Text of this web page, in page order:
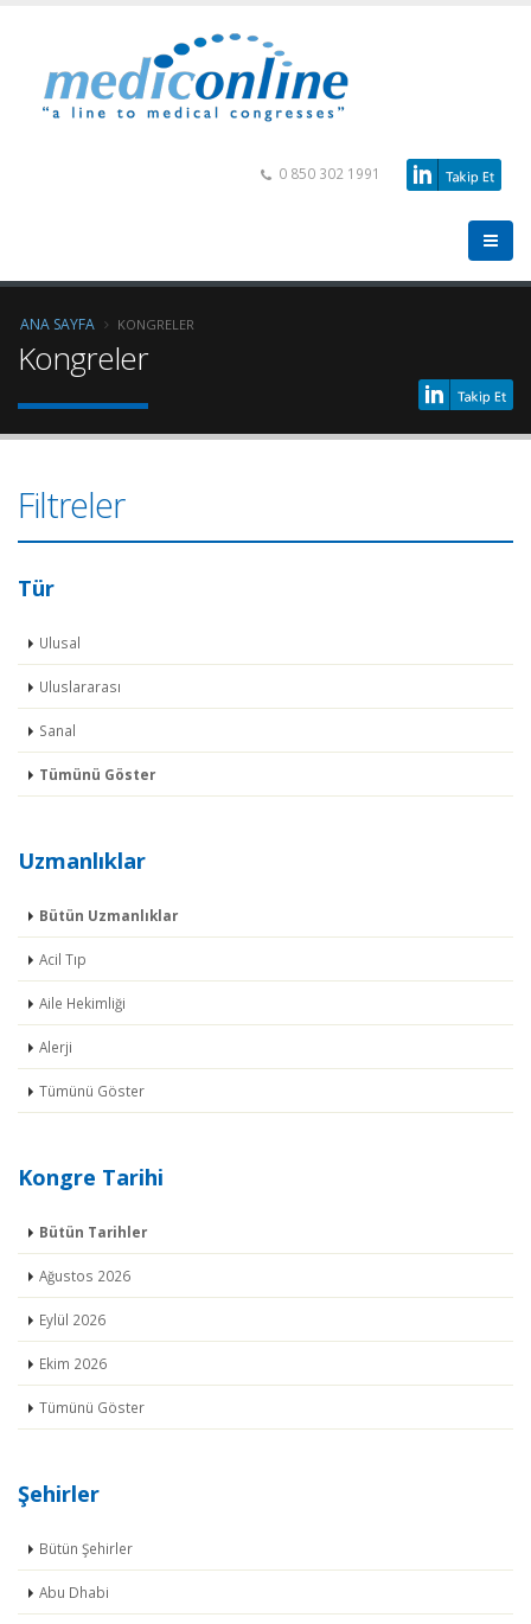
0 850 302 1991
ANA SAYFA KONGRELER
Kongreler
Filtreler
Tür
Ulusal
Uluslararası
Sanal
Tümünü Göster
Uzmanlıklar
Bütün Uzmanlıklar
Acil Tıp
Aile Hekimliği
Alerji
Tümünü Göster
Kongre Tarihi
Bütün Tarihler
Ağustos 2026
Eylül 2026
Ekim 2026
Tümünü Göster
Şehirler
Bütün Şehirler
Abu Dhabi